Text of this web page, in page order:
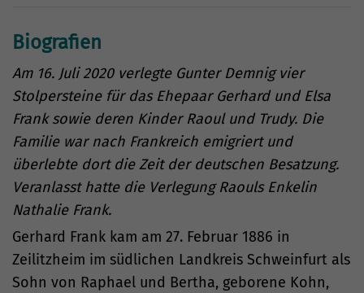
Biografien
Am 16. Juli 2020 verlegte Gunter Demnig vier
Stolpersteine für das Ehepaar Gerhard und Elsa
Frank sowie deren Kinder Raoul und Trudy. Die
Familie war nach Frankreich emigriert und
überlebte dort die Zeit der deutschen Besatzung.
Veranlasst hatte die Verlegung Raouls Enkelin
Nathalie Frank.
Gerhard Frank kam am 27. Februar 1886 in
Zeilitzheim im südlichen Landkreis Schweinfurt als
Sohn von Raphael und Bertha, geborene Kohn,